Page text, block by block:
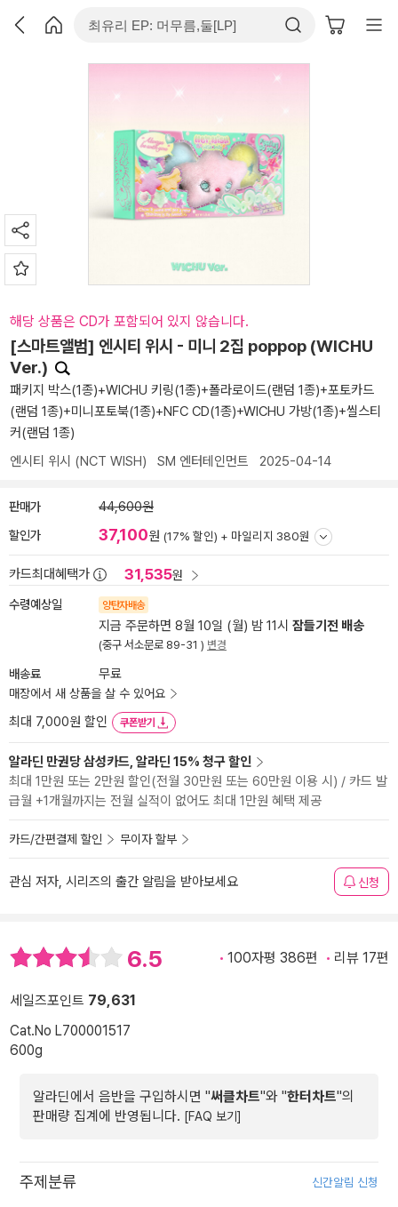
해당 상품은 CD가 포함되어 있지 않습니다.
[스마트앨범] 엔시티 위시 - 미니 2집 poppop (WICHU
Ver.)
패키지 박스(1종)+WICHU 키링(1종)+폴라로이드(랜덤 1종)+포토카드
(랜덤 1종)+미니포토북(1종)+NFC CD(1종)+WICHU 가방(1종)+씰스티
커(랜덤 1종)
엔시티 위시 (NCT WISH)
SM 엔터테인먼트 2025-04-14
판매가 44,600원
할인가 37,100원 (17% 할인) + 마일리지 380원
카드최대혜택가 31,535원
수령예상일 양탄자배송
지금 주문하면 8월 10일 (월) 밤 11시 잠들기전 배송
(중구 서소문로 89-31 ) 변경
배송료 무료
매장에서 새 상품을 살 수 있어요
최대 7,000원 할인 쿠폰받기
알라딘 만권당 삼성카드, 알라딘 15% 청구 할인
최대 1만원 또는 2만원 할인(전월 30만원 또는 60만원 이용 시) / 카드 발
급월 +1개월까지는 전월 실적이 없어도 최대 1만원 혜택 제공
카드/간편결제 할인 무이자 할부
관심 저자, 시리즈의 출간 알림을 받아보세요 신청
6.5 100자평 386편 리뷰 17편
세일즈포인트 79,631
Cat.No L700001517
600g
알라딘에서 음반을 구입하시면 "써클차트"와 "한터차트"의
판매량 집계에 반영됩니다. [FAQ 보기]
주제분류 신간알림 신청